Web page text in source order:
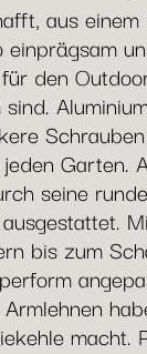
aus
den
seine
bis zum